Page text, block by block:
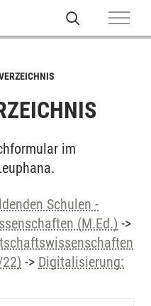
im
Schulen -
(M.Ed.) ->
-> Digitalisierung: